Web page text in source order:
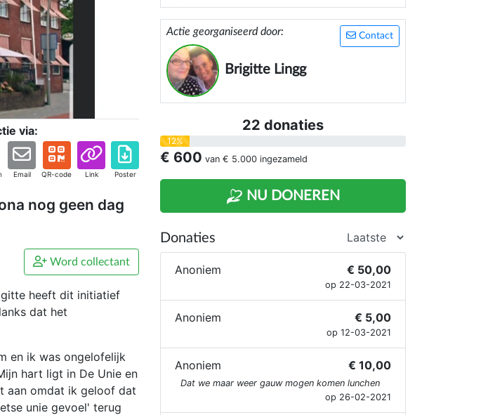
via:
Email QR-code Link Poster
nog geen dag
Word collectant
heeft dit initiatief
dat het
en ik was ongelofelijk
hart ligt in De Unie en
aan omdat ik geloof dat
unie gevoel' terug
Contact
Actie georganiseerd door:
Brigitte Lingg
22 donaties
12%
€ 600 van € 5.000 ingezameld
NU DONEREN
Donaties
Anoniem € 50,00
op 22-03-2021
Anoniem € 5,00
op 12-03-2021
Anoniem € 10,00
Dat we maar weer gauw mogen komen lunchen
op 26-02-2021